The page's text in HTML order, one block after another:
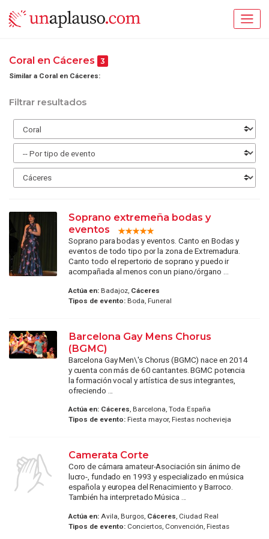
Coral en Cáceres 3
Similar a Coral en Cáceres:
Filtrar resultados
Soprano extremeña bodas y
eventos
Soprano para bodas y eventos. Canto en Bodas y
eventos de todo tipo por la zona de Extremadura.
Canto todo el repertorio de soprano y puedo ir
acompañada al menos con un piano/órgano ...
Actúa en:Badajoz, Cáceres
Tipos de evento:Boda, Funeral
Barcelona Gay Mens Chorus
(BGMC)
Barcelona Gay Men\'s Chorus (BGMC) nace en 2014
y cuenta con más de 60 cantantes. BGMC potencia
la formación vocal y artística de sus integrantes,
ofreciendo ...
Actúa en: Cáceres, Barcelona, Toda España
Tipos de evento:Fiesta mayor, Fiestas nochevieja
Camerata Corte
Coro de cámara amateur-Asociación sin ánimo de
lucro-, fundado en 1993 y especializado en música
española y europea del Renacimiento y Barroco.
También ha interpretado Música ...
Actúa en:Avila, Burgos, Cáceres , Ciudad Real
Tipos de evento:Conciertos, Convención, Fiestas